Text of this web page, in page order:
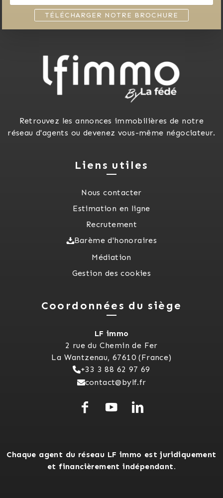
TÉLÉCHARGER NOTRE BROCHURE
Retrouvez les annonces immobilières de notre
réseau d'agents ou devenez vous-même négociateur.
Liens utiles
Nous contacter
Estimation en ligne
Recrutement
Barème d'honoraires
Médiation
Gestion des cookies
Coordonnées du siège
LF immo
2 rue du Chemin de Fer
La Wantzenau, 67610 (France)
+33 3 88 62 97 69
contact@bylf.fr
Chaque agent du réseau LF immo est juridiquement
et financièrement indépendant.